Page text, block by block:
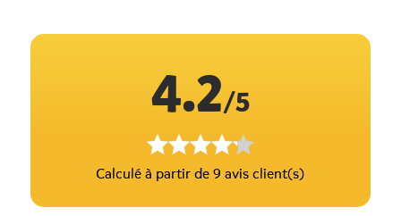
4.2/5
Calculé à partir de 9 avis client(s)